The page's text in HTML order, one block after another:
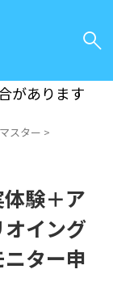
があります
スター >
体験＋ア
イング
ター申